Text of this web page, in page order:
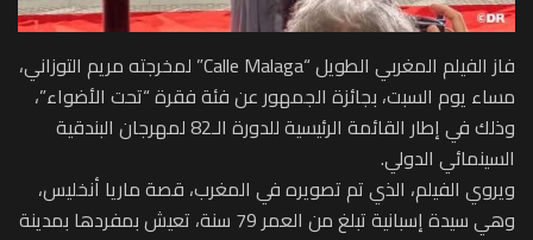
فاز الفيلم المغربي الطويل “Calle Malaga” لمخرجته مريم التوزاني،
مساء يوم السبت، بجائزة الجمهور عن فئة فقرة “تحت الأضواء”،
وذلك في إطار القائمة الرئيسية للدورة الـ82 لمهرجان البندقية
السينمائي الدولي.
ويروي الفيلم، الذي تم تصويره في المغرب، قصة ماريا أنخليس،
وهي سيدة إسبانية تبلغ من العمر 79 سنة، تعيش بمفردها بمدينة